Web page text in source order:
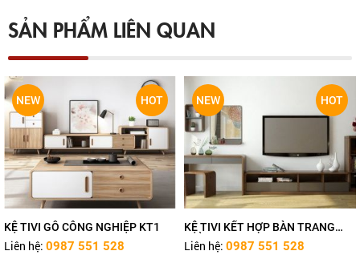
SẢN PHẨM LIÊN QUAN
HOT
NEW
KỆ TIVI GỖ CÔNG NGHIỆP KT1
Liên hệ: 0987 551 528
HOT
NEW
KỆ TIVI KẾT HỢP BÀN TRANG
ĐIỂM
Liên hệ: 0987 551 528